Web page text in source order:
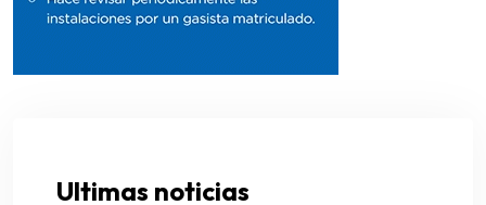
Ultimas noticias